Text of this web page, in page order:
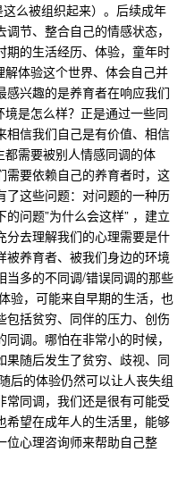
么被组织起来）。后续成年
节、整合自己的情感状态，
期的生活经历、体验，童年时
体验这个世界、体会自己并
感兴趣的是养育者在响应我们
是怎么样？正是通过一些同
相信我们自己是有价值、相信
需要被别人情感同调的体
需要依赖自己的养育者时，这
了这些问题：对问题的一种历
问题”为什么会这样” ，建立
分去理解我们的心理需要是什
被养育者、被我们身边的环境
当多的不同调/错误同调的那些
验，可能来自早期的生活，也
括贫穷、同伴的压力、创伤
调。哪怕在非常小的时候，
随后发生了贫穷、歧视、同
的体验仍然可以让人丧失组
同调，我们还是很有可能受
希望在成年人的生活里，能够
位心理咨询师来帮助自己整